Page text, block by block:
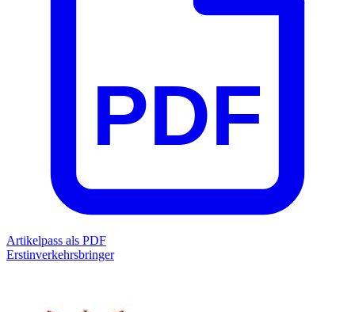
PDF
Artikelpass als PDF
Erstinverkehrsbringer